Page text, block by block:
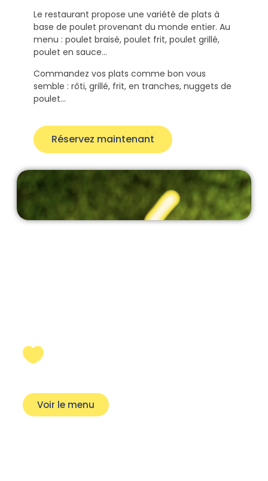
Le restaurant propose une variété de plats à
base de poulet provenant du monde entier. Au
menu : poulet braisé, poulet frit, poulet grillé,
poulet en sauce…
Commandez vos plats comme bon vous
semble : rôti, grillé, frit, en tranches, nuggets de
poulet…
Réservez maintenant
Voir le menu